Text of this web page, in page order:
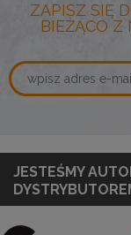
ZAPISZ SIĘ
BIEŻĄCO Z
JESTEŚMY